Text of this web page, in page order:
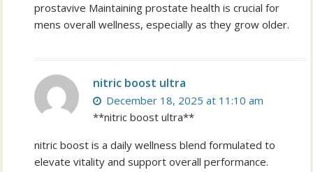
prostavive Maintaining prostate health is crucial for
mens overall wellness, especially as they grow older.
nitric boost ultra
December 18, 2025 at 11:10 am
**nitric boost ultra**
nitric boost is a daily wellness blend formulated to
elevate vitality and support overall performance.